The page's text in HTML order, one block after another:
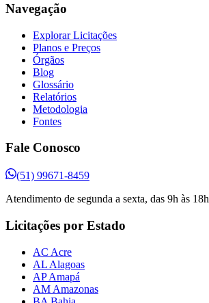
Navegação
Explorar Licitações
Planos e Preços
Órgãos
Blog
Glossário
Relatórios
Metodologia
Fontes
Fale Conosco
(51) 99671-8459
Atendimento de segunda a sexta, das 9h às 18h
Licitações por Estado
AC Acre
AL Alagoas
AP Amapá
AM Amazonas